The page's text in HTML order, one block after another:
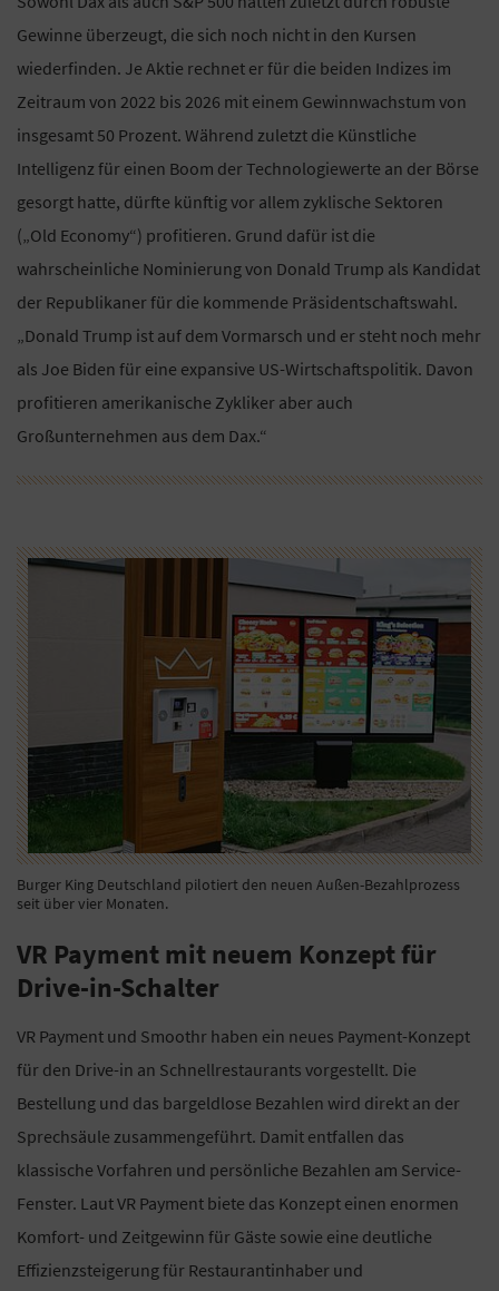
Gewinne überzeugt, die sich noch nicht in den Kursen
wiederfinden. Je Aktie rechnet er für die beiden Indizes im
Zeitraum von 2022 bis 2026 mit einem Gewinnwachstum von
insgesamt 50 Prozent. Während zuletzt die Künstliche
Intelligenz für einen Boom der Technologiewerte an der Börse
gesorgt hatte, dürfte künftig vor allem zyklische Sektoren
(„Old Economy“) profitieren. Grund dafür ist die
wahrscheinliche Nominierung von Donald Trump als Kandidat
der Republikaner für die kommende Präsidentschaftswahl.
„Donald Trump ist auf dem Vormarsch und er steht noch mehr
als Joe Biden für eine expansive US-Wirtschaftspolitik. Davon
profitieren amerikanische Zykliker aber auch
Großunternehmen aus dem Dax.“
Burger King Deutschland pilotiert den neuen Außen-Bezahlprozess
seit über vier Monaten.
VR Payment mit neuem Konzept für
Drive-in-Schalter
VR Payment und Smoothr haben ein neues Payment-Konzept
für den Drive-in an Schnellrestaurants vorgestellt. Die
Bestellung und das bargeldlose Bezahlen wird direkt an der
Sprechsäule zusammengeführt. Damit entfallen das
klassische Vorfahren und persönliche Bezahlen am Service-
Fenster. Laut VR Payment biete das Konzept einen enormen
Komfort- und Zeitgewinn für Gäste sowie eine deutliche
Effizienzsteigerung für Restaurantinhaber und